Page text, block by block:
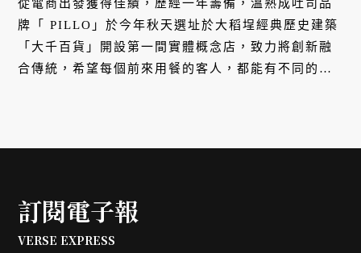
從電商出發獲得佳績，歷經一年籌備，溫熟成吐司品
牌「 PILLO」於今年秋天選址於大稻埕經典歷史建築
「大千百貨」開設第一間實體概念店，致力將創新融
合傳統，希望每個前來用餐的客人，都能有不同的體
訂閱電子報
VERSE EXPRESS